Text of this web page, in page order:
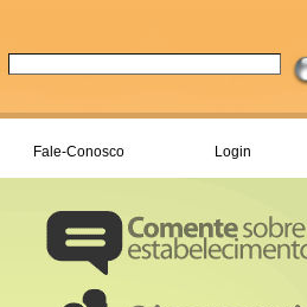
Fale-Conosco Login